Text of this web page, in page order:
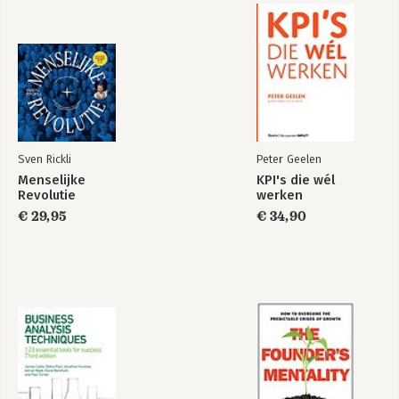
2. Van ‘ik’ naar ‘wij samen’: je gedeelde purpose 54
3. Expliciet maken van purpose(s) 56
4. Je visie op ‘way of working’ 61.
5. Inspiratie uit je intuïtie 66
HOOFDSTUK 4 BOETSEER JE WAARDEN EN CULTUUR
1. De creatie van een krachtige cultuur 75
3. Waarden vertalen naar concreet gedrag 85
5. Waarden doen leven 91.
1. De kracht van diversiteit 105
2. Op zoek naar co-founders en een kernteam 112
3. De kunst van het vragen, luisteren en aanwerven 117
4. Onboarding 132
Sven Rickli
Menselijke
Revolutie
€ 29,95
Peter Geelen
KPI's die wél
werken
€ 34,90